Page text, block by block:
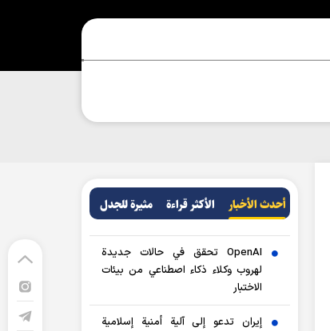
أحدث الأخبار الأکثر قراءة مثيرة للجدل
OpenAI تحقق في حالات جديدة
لهروب وكلاء ذكاء اصطناعي من بيئات
الاختبار
إيران تدعو إلى آلية أمنية إسلامية